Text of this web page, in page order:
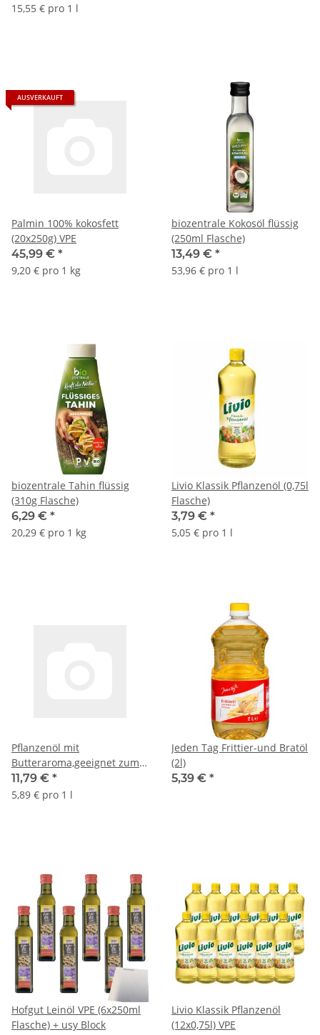
15,55 € pro 1 l
AUSVERKAUFT
Palmin 100% kokosfett
(20x250g) VPE
45,99 € *
9,20 € pro 1 kg
biozentrale Kokosöl flüssig
(250ml Flasche)
13,49 € *
53,96 € pro 1 l
biozentrale Tahin flüssig
(310g Flasche)
6,29 € *
20,29 € pro 1 kg
Livio Klassik Pflanzenöl (0,75l
Flasche)
3,79 € *
5,05 € pro 1 l
Pflanzenöl mit
Butteraroma,geeignet zum
Braten & Backen (2 L
Flasche)
11,79 € *
5,89 € pro 1 l
Jeden Tag Frittier-und Bratöl
(2l)
5,39 € *
Hofgut Leinöl VPE (6x250ml
Flasche) + usy Block
Livio Klassik Pflanzenöl
(12x0,75l) VPE